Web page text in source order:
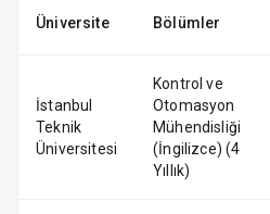
Üniversite Bölümler
İstanbul
Teknik
Üniversitesi
Kontrol ve
Otomasyon
Mühendisliği
(İngilizce) (4
Yıllık)